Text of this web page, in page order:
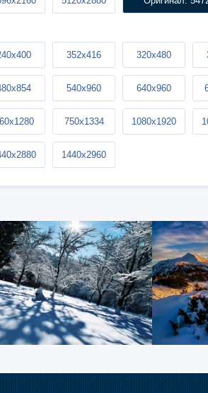
352x416 320x480
540x960 640x960
750x1334 1080x1920
1440x2960